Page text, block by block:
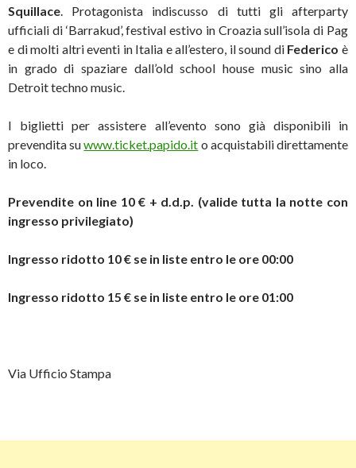
Squillace . Protagonista indiscusso di tutti gli afterparty
ufficiali di ‘Barrakud’, festival estivo in Croazia sull’isola di Pag
e di molti altri eventi in Italia e all’estero, il sound di Federico è
in grado di spaziare dall’old school house music sino alla
Detroit techno music.
I biglietti per assistere all’evento sono già disponibili in
prevendita suwww.ticket.papido.it o acquistabili direttamente
in loco.
Prevendite on line 10 € + d.d.p. (valide tutta la notte con
ingresso privilegiato)
Ingresso ridotto 10 € se in liste entro le ore 00:00
Ingresso ridotto 15 € se in liste entro le ore 01:00
Via Ufficio Stampa